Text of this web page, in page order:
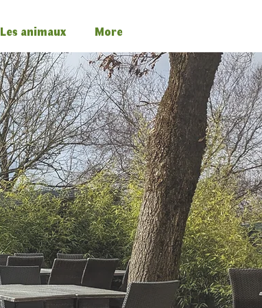
Les animaux More